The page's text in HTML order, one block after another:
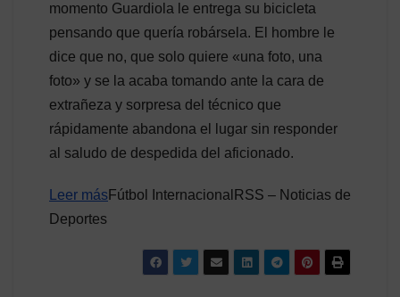
momento Guardiola le entrega su bicicleta
pensando que quería robársela. El hombre le
dice que no, que solo quiere «una foto, una
foto» y se la acaba tomando ante la cara de
extrañeza y sorpresa del técnico que
rápidamente abandona el lugar sin responder
al saludo de despedida del aficionado.
Leer másFútbol InternacionalRSS – Noticias de
Deportes